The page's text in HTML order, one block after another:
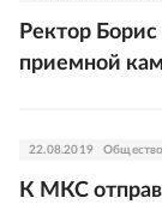
Ректор
приемной
22.08.2019 Общество
К МКС